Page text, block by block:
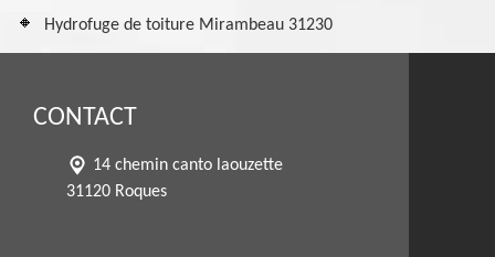
Hydrofuge de toiture Mirambeau 31230
CONTACT
14 chemin canto laouzette
31120 Roques